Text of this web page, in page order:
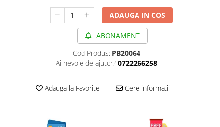
Sosuri, Ketchup bio
Pudre si prafuri
Conserve, Pateuri, creme
Leguminoase si seminte
Sare si inlocuitori
ADAUGA IN COS
ABONAMENT
Cod Produs: PB20064
Ai nevoie de ajutor? 0722266258
Adauga la Favorite Cere informatii